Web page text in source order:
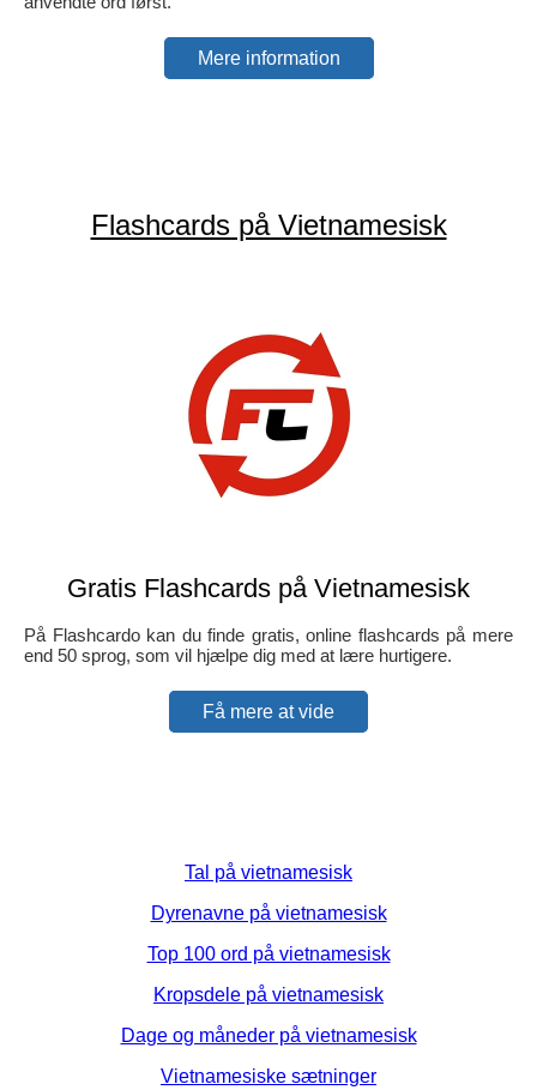
Mere information
Flashcards på Vietnamesisk
Gratis Flashcards på Vietnamesisk
På Flashcardo kan du finde gratis, online flashcards på mere
end 50 sprog, som vil hjælpe dig med at lære hurtigere.
Få mere at vide
Tal på vietnamesisk
Dyrenavne på vietnamesisk
Top 100 ord på vietnamesisk
Kropsdele på vietnamesisk
Dage og måneder på vietnamesisk
Vietnamesiske sætninger